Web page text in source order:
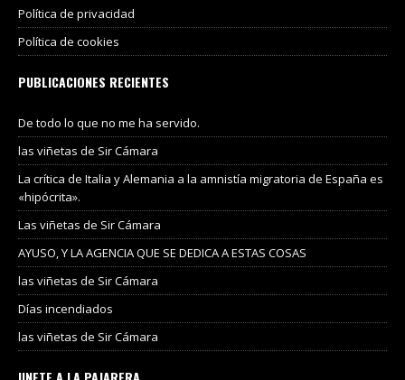
Política de privacidad
Política de cookies
PUBLICACIONES RECIENTES
De todo lo que no me ha servido.
las viñetas de Sir Cámara
La crítica de Italia y Alemania a la amnistía migratoria de España es
«hipócrita».
Las viñetas de Sir Cámara
AYUSO, Y LA AGENCIA QUE SE DEDICA A ESTAS COSAS
las viñetas de Sir Cámara
Días incendiados
las viñetas de Sir Cámara